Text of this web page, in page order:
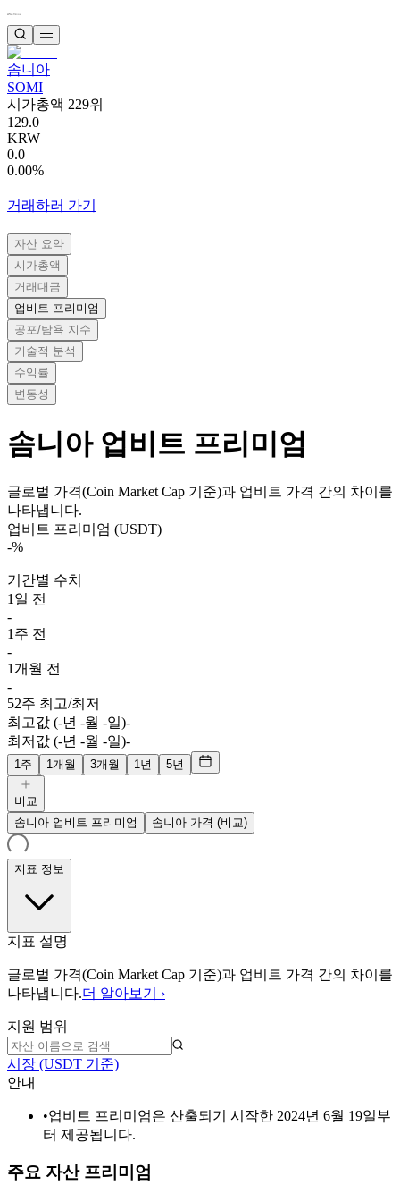
솜니아
SOMI
시가총액 229위
129.0
KRW
0.0
0.00%
거래하러 가기
자산 요약
시가총액
거래대금
업비트 프리미엄
공포/탐욕 지수
기술적 분석
수익률
변동성
솜니아 업비트 프리미엄
글로벌 가격(Coin Market Cap 기준)과 업비트 가격 간의 차이를
나타냅니다.
업비트 프리미엄 (USDT)
-%
기간별 수치
1일 전
-
1주 전
-
1개월 전
-
52주 최고/최저
최고값 (-년 -월 -일)-
최저값 (-년 -월 -일)-
1주 1개월 3개월 1년 5년
비교
솜니아 업비트 프리미엄
솜니아 가격 (비교)
지표 정보
지표 설명
글로벌 가격(Coin Market Cap 기준)과 업비트 가격 간의 차이를
나타냅니다.더 알아보기 ›
지원 범위
시장 (USDT 기준)
안내
•업비트 프리미엄은 산출되기 시작한 2024년 6월 19일부
터 제공됩니다.
주요 자산 프리미엄